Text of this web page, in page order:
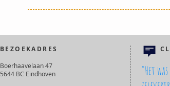
BEZOEKADRES
Boerhaavelaan 47
5644 BC Eindhoven
"Het